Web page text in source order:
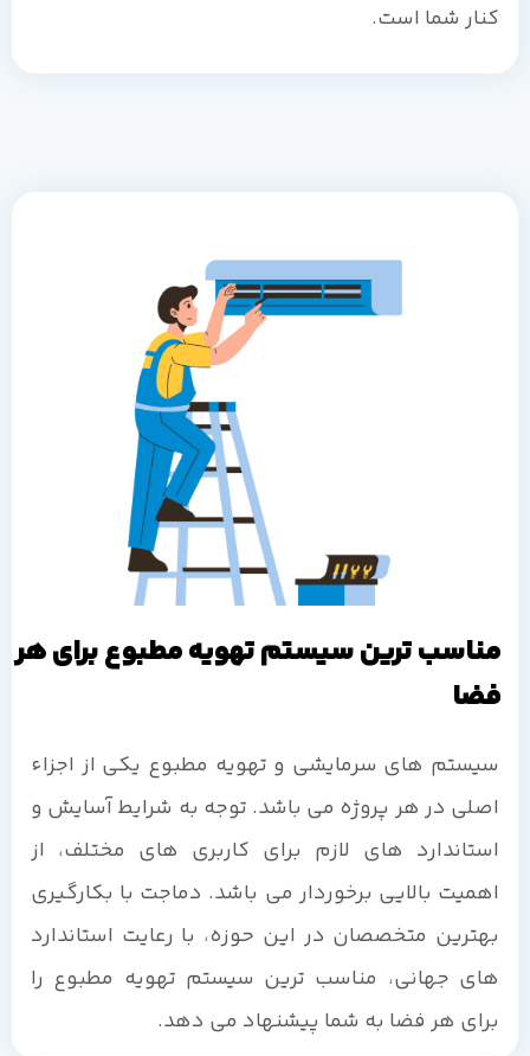
کنار شما است.
مناسب ترین سیستم تهویه مطبوع برای هر
فضا
سیستم های سرمایشی و تهویه مطبوع یکی از اجزاء
اصلی در هر پروژه می باشد. توجه به شرایط آسایش و
استاندارد های لازم برای کاربری های مختلف، از
اهمیت بالایی برخوردار می باشد. دماجت با بکارگیری
بهترین متخصصان در این حوزه، با رعایت استاندارد
های جهانی، مناسب ترین سیستم تهویه مطبوع را
برای هر فضا به شما پیشنهاد می دهد.